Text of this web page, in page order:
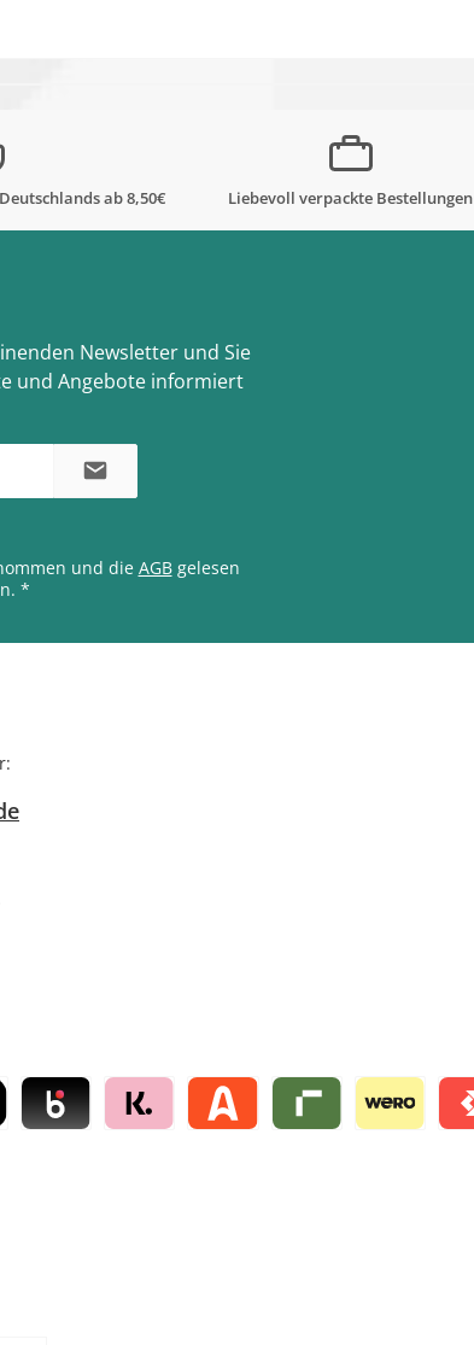
ab 8,50€ Liebevoll verpackte Bestellungen
Newsletter und Sie
und Angebote informiert
und die AGBgelesen
*